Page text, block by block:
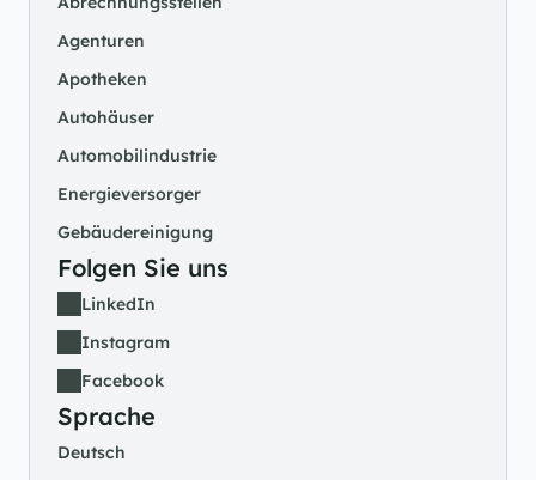
Agenturen
Apotheken
Autohäuser
Automobilindustrie
Energieversorger
Gebäudereinigung
Folgen Sie uns
LinkedIn
Instagram
Facebook
Sprache
Deutsch